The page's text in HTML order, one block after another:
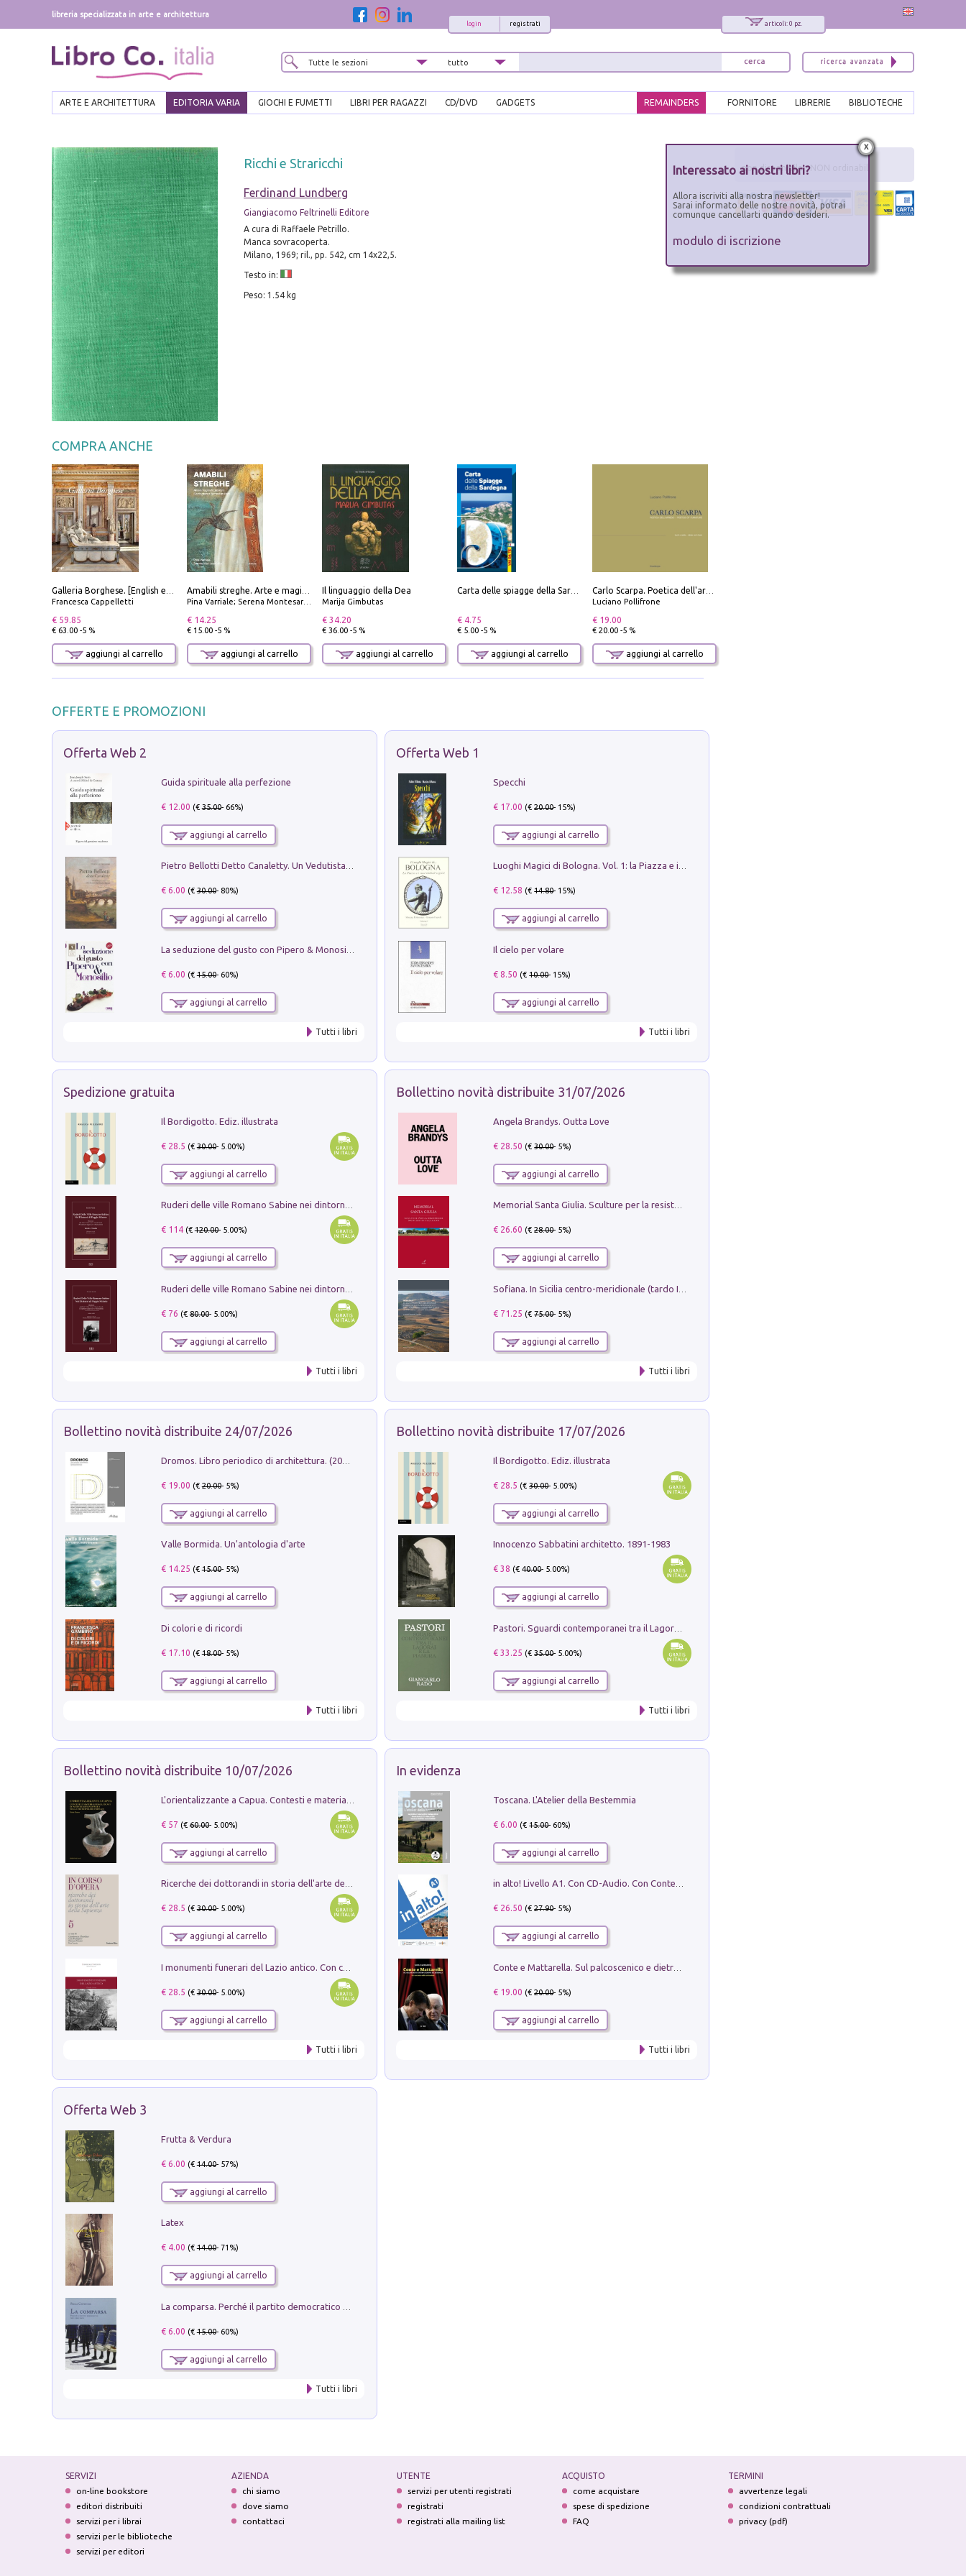
libreria specializzata in arte e architettura
articoli: 0 pz.
registrati
login
ARTE E ARCHITETTURA EDITORIA VARIA GIOCHI E FUMETTI LIBRI PER RAGAZZI CD/DVD GADGETS BIBLIOTECHE
LIBRERIE
FORNITORE
REMAINDERS
Ricchi e Straricchi
Ferdinand Lundberg
Giangiacomo Feltrinelli Editore
A cura di Raffaele Petrillo.
Manca sovracoperta.
Milano, 1969; ril., pp. 542, cm 14x22,5.
Testo in:
Peso: 1.54 kg
COMPRA ANCHE
Galleria Borghese. [English edition]
Francesca Cappelletti
€ 59.85
€ 63.00 -5 %
aggiungi al carrello
Amabili streghe. Arte e magie di Leonora Carrington e Remedios Varo
Pina Varriale; Serena Montesarchio
€ 14.25
€ 15.00 -5 %
aggiungi al carrello
Il linguaggio della Dea
Marija Gimbutas
€ 34.20
€ 36.00 -5 %
aggiungi al carrello
Carta delle spiagge della Sardegna. Con custodia
€ 4.75
€ 5.00 -5 %
aggiungi al carrello
Carlo Scarpa. Poetica dell'arredo. Tavoli e sedie-Poetics of furniture. Tables and chairs. Ediz. bilingue
Luciano Pollifrone
€ 19.00
€ 20.00 -5 %
aggiungi al carrello
OFFERTE E PROMOZIONI
Offerta Web 2
Guida spirituale alla perfezione
€ 12.00 (€35.00- 66%)
aggiungi al carrello
Pietro Bellotti Detto Canaletty. Un Vedutista Veneziano nella Francia dell'Ancien Régime
€ 6.00 (€30.00- 80%)
aggiungi al carrello
€ 6.00 (€15.00- 60%)
aggiungi al carrello
Tutti i libri
Offerta Web 1
Specchi
€ 17.00 (€20.00- 15%)
aggiungi al carrello
Luoghi Magici di Bologna. Vol. 1: la Piazza e i Suoi Simboli Segreti
€ 12.58 (€14.80- 15%)
aggiungi al carrello
Il cielo per volare
€ 8.50 (€10.00- 15%)
aggiungi al carrello
Tutti i libri
Spedizione gratuita
Il Bordigotto. Ediz. illustrata
€ 28.5 (€30.00- 5.00%)
aggiungi al carrello
Ruderi delle ville Romano Sabine nei dintorni di Poggio Mirteto. Illustrati dal dott.re prof.re cav.re Ercole Nardi regio ispettore degli scavi e monumenti. Anno 1885. Tavole e studio. Con 25 tavole fuori testo in cartella editoriale
€ 114(€120.00- 5.00%)
aggiungi al carrello
€ 76 (€80.00- 5.00%)
aggiungi al carrello
Tutti i libri
Bollettino novità distribuite 31/07/2026
Angela Brandys. Outta Love
€ 28.50 (€30.00- 5%)
aggiungi al carrello
Memorial Santa Giulia. Sculture per la resistenza Monchio di Palagano
€ 26.60 (€28.00- 5%)
aggiungi al carrello
€ 71.25 (€75.00- 5%)
aggiungi al carrello
Tutti i libri
Bollettino novità distribuite 24/07/2026
Dromos. Libro periodico di architettura. (2026). Vol. 15: Post-model
€ 19.00 (€20.00- 5%)
aggiungi al carrello
Valle Bormida. Un'antologia d'arte
€ 14.25 (€15.00- 5%)
aggiungi al carrello
Di colori e di ricordi
€ 17.10 (€18.00- 5%)
aggiungi al carrello
Tutti i libri
Bollettino novità distribuite 17/07/2026
Il Bordigotto. Ediz. illustrata
€ 28.5 (€30.00- 5.00%)
aggiungi al carrello
Innocenzo Sabbatini architetto. 1891-1983
€ 38 (€40.00- 5.00%)
aggiungi al carrello
€ 33.25 (€35.00- 5.00%)
aggiungi al carrello
Tutti i libri
Bollettino novità distribuite 10/07/2026
€ 57 (€60.00- 5.00%)
aggiungi al carrello
Ricerche dei dottorandi in storia dell'arte della Sapienza
€ 28.5 (€30.00- 5.00%)
aggiungi al carrello
I monumenti funerari del Lazio antico. Con cartella con tavole
€ 28.5 (€30.00- 5.00%)
aggiungi al carrello
Tutti i libri
In evidenza
Toscana. L'Atelier della Bestemmia
€ 6.00 (€15.00- 60%)
aggiungi al carrello
in alto! Livello A1. Con CD-Audio. Con Contenuto digitale per accesso on line
€ 26.50 (€27.90- 5%)
aggiungi al carrello
€ 19.00 (€20.00- 5%)
aggiungi al carrello
Tutti i libri
Offerta Web 3
Frutta & Verdura
€ 6.00 (€14.00- 57%)
aggiungi al carrello
Latex
€ 4.00 (€14.00- 71%)
aggiungi al carrello
€ 6.00 (€15.00- 60%)
aggiungi al carrello
Tutti i libri
non disponibile - NON ordinabile
SERVIZI
on-line bookstore
editori distribuiti
servizi per i librai
servizi per le biblioteche
servizi per editori
AZIENDA
chi siamo
dove siamo
contattaci
UTENTE
servizi per utenti registrati
registrati
registrati alla mailing list
ACQUISTO
come acquistare
spese di spedizione
FAQ
TERMINI
avvertenze legali
condizioni contrattuali
privacy (pdf)
x
Interessato ai nostri libri?
Allora iscriviti alla nostra newsletter!
Sarai informato delle nostre novità, potrai
comunque cancellarti quando desideri.
modulo di iscrizione